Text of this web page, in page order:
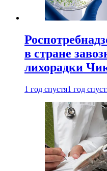
в стране
лихорадки
1 год спустя1 год